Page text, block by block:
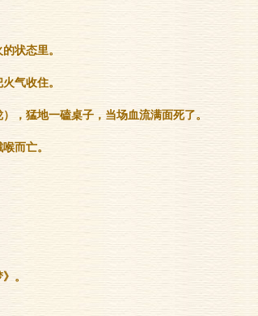
状态里。
气收住。
，猛地一磕桌子，当场血流满面死了。
而亡。
。